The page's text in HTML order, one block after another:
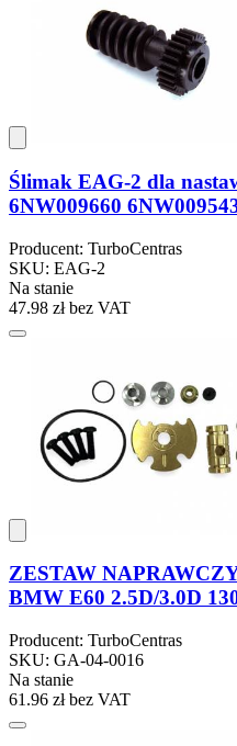
Ślimak EAG-2 dla
6NW009660
Producent: TurboCentras
SKU: EAG-2
Na stanie
47.98 złbez VAT
ZESTAW
BMW E60 2.5D/3.0D
Producent: TurboCentras
SKU: GA-04-0016
Na stanie
61.96 złbez VAT